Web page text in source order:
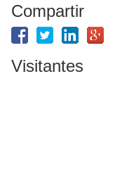
Compartir
Visitantes